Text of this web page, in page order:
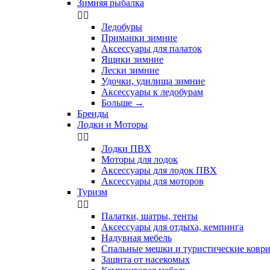
Зимняя рыбалка
 
Ледобуры
Приманки зимние
Аксессуары для палаток
Ящики зимние
Лески зимние
Удочки, удилища зимние
Аксессуары к ледобурам
Больше →
Бренды
Лодки и Моторы
 
Лодки ПВХ
Моторы для лодок
Аксессуары для лодок ПВХ
Аксессуары для моторов
Туризм
 
Палатки, шатры, тенты
Аксессуары для отдыха, кемпинга
Надувная мебель
Спальные мешки и туристические
Защита от насекомых